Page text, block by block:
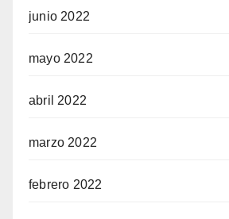
junio 2022
mayo 2022
abril 2022
marzo 2022
febrero 2022